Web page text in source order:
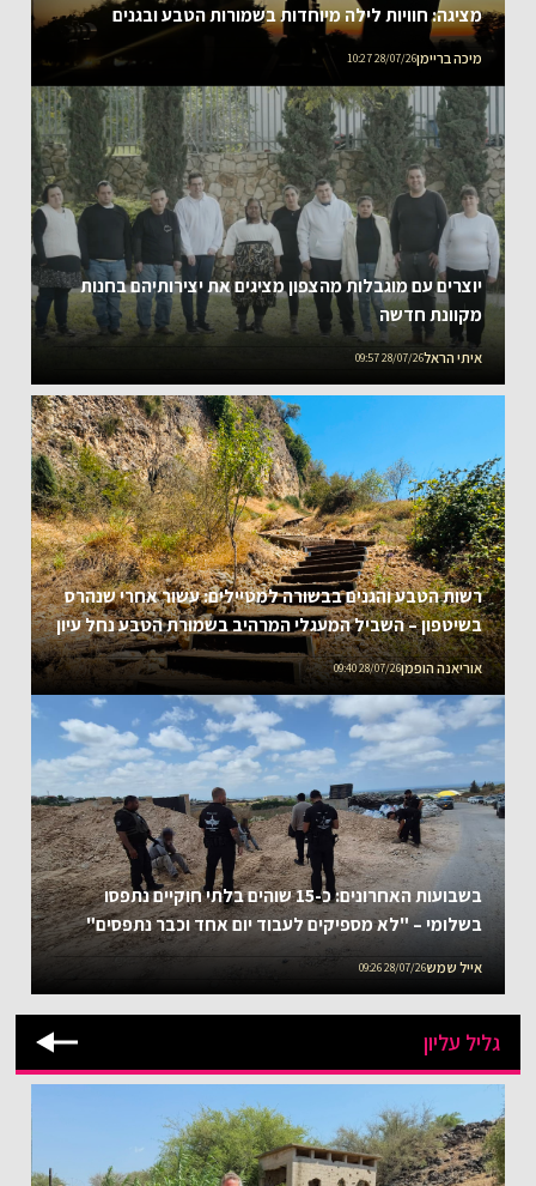
מציגה: חוויות לילה מיוחדות בשמורות הטבע ובגנים
הלאומיים ברחבי הארץ, עם שיאו של מופע הפרסאידים –
מטר המטאורים המרהיב של הקיץ תצפיות כוכבים לכל
המשפחה במוקדי פעילות, מצפון ועד דרום ראשון עד
חמישי 09-14 באוגוסט 2026
מיכה בריימן28/07/26 10:27
יוצרים עם מוגבלות מהצפון מציגים את יצירותיהם בחנות
מקוונת חדשה
איתי הראל28/07/26 09:57
רשות הטבע והגנים בבשורה למטיילים: עשור אחרי שנהרס
בשיטפון – השביל המעגלי המרהיב בשמורת הטבע נחל עיון
נפתח מחדש
אוריאנה הופמן28/07/26 09:40
בשבועות האחרונים: כ-15 שוהים בלתי חוקיים נתפסו
בשלומי – "לא מספיקים לעבוד יום אחד וכבר נתפסים"
אייל שמש28/07/26 09:26
גליל עליון